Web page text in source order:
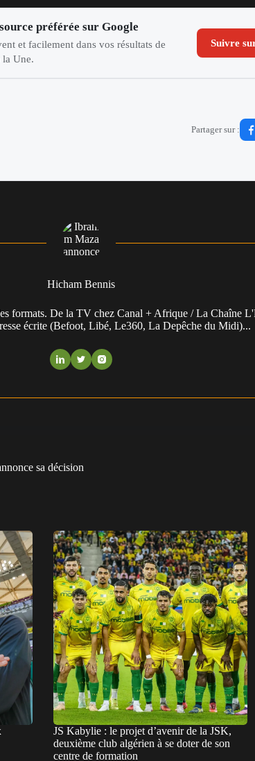
préférée sur Google
et facilement dans vos résultats de
la Une.
Suivre
Partager sur :
Hicham Bennis
formats. De la TV chez Canal + Afrique / La Chaîne
écrite (Befoot, Libé, Le360, La Depêche du Midi)...
sa décision
JS Kabylie : le projet d’avenir de la JSK,
deuxième club algérien à se doter de son
centre de formation